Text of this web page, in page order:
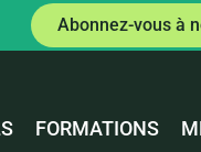
Abonnez-vous à
FORMATIONS